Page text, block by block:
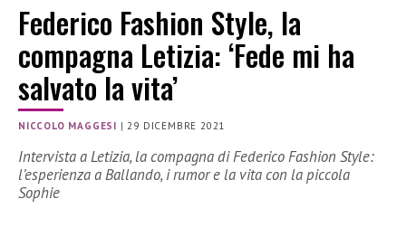
Federico Fashion Style, la
compagna Letizia: ‘Fede mi ha
salvato la vita’
NICCOLO MAGGESI |29 DICEMBRE 2021
Intervista a Letizia, la compagna di Federico Fashion Style:
l’esperienza a Ballando, i rumor e la vita con la piccola
Sophie